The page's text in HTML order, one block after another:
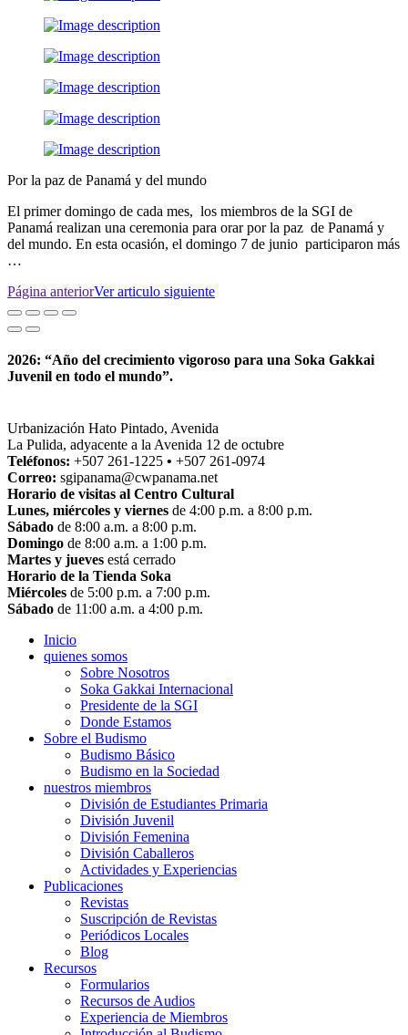
Por la paz de Panamá y del mundo
El primer domingo de cada mes, los miembros de la SGI de
Panamá realizan una ceremonia para orar por la paz de Panamá y
del mundo. En esta ocasión, el domingo 7 de junio participaron más
…
Página anteriorVer articulo siguiente
2026: “Año del crecimiento vigoroso para una Soka Gakkai
Juvenil en todo el mundo”.
Urbanización Hato Pintado, Avenida
La Pulida, adyacente a la Avenida 12 de octubre
Teléfonos: +507 261-1225 • +507 261-0974
Correo: sgipanama@cwpanama.net
Horario de visitas al Centro Cultural
Lunes, miércoles y viernes de 4:00 p.m. a 8:00 p.m.
Sábado de 8:00 a.m. a 8:00 p.m.
Domingo de 8:00 a.m. a 1:00 p.m.
Martes y jueves está cerrado
Horario de la Tienda Soka
Miércoles de 5:00 p.m. a 7:00 p.m.
Sábado de 11:00 a.m. a 4:00 p.m.
Inicio
quienes somos
Sobre Nosotros
Soka Gakkai Internacional
Presidente de la SGI
Donde Estamos
Sobre el Budismo
Budismo Básico
Budismo en la Sociedad
nuestros miembros
División de Estudiantes Primaria
División Juvenil
División Femenina
División Caballeros
Actividades y Experiencias
Publicaciones
Revistas
Suscripción de Revistas
Periódicos Locales
Blog
Recursos
Formularios
Recursos de Audios
Experiencia de Miembros